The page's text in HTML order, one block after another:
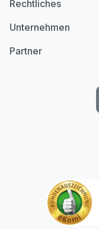
Rechtliches
Unternehmen
Partner